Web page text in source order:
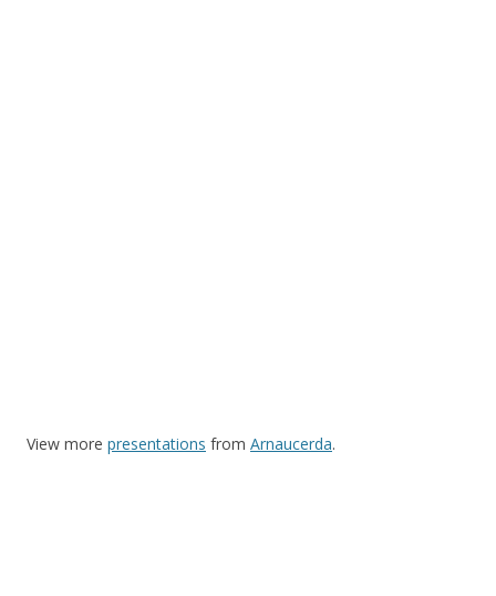
View more presentations from Arnaucerda.